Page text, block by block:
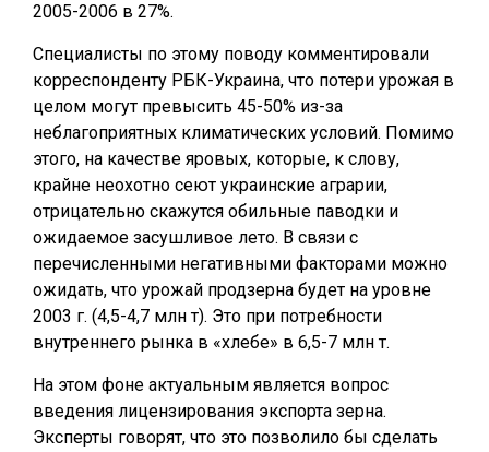
2005-2006 в 27%.
Специалисты по этому поводу комментировали
корреспонденту РБК-Украина, что потери урожая в
целом могут превысить 45-50% из-за
неблагоприятных климатических условий. Помимо
этого, на качестве яровых, которые, к слову,
крайне неохотно сеют украинские аграрии,
отрицательно скажутся обильные паводки и
ожидаемое засушливое лето. В связи с
перечисленными негативными факторами можно
ожидать, что урожай продзерна будет на уровне
2003 г. (4,5-4,7 млн т). Это при потребности
внутреннего рынка в «хлебе» в 6,5-7 млн т.
На этом фоне актуальным является вопрос
введения лицензирования экспорта зерна.
Эксперты говорят, что это позволило бы сделать